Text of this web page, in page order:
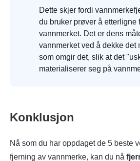
Dette skjer fordi
du bruker prøver å etterligne
vannmerket. Det er dens
vannmerket ved å dekke det
som omgir det, slik at det
materialiserer seg på
Konklusjon
Nå som du har oppdaget de 5 beste
fjerning av vannmerke, kan du nå